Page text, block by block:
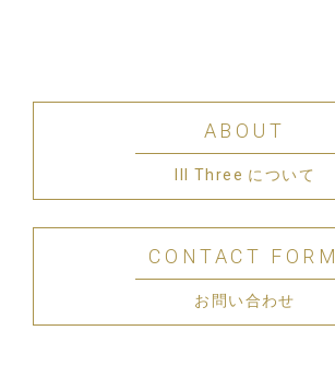
ABOUT
III Three について
CONTACT FORM
お問い合わせ